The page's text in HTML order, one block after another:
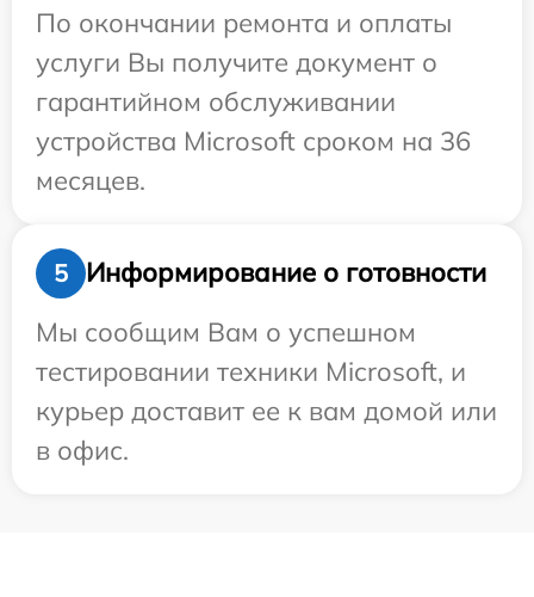
По окончании ремонта и оплаты
услуги Вы получите документ о
гарантийном обслуживании
устройства Microsoft сроком на 36
месяцев.
5
Информирование о готовности
Мы сообщим Вам о успешном
тестировании техники Microsoft, и
курьер доставит ее к вам домой или
в офис.